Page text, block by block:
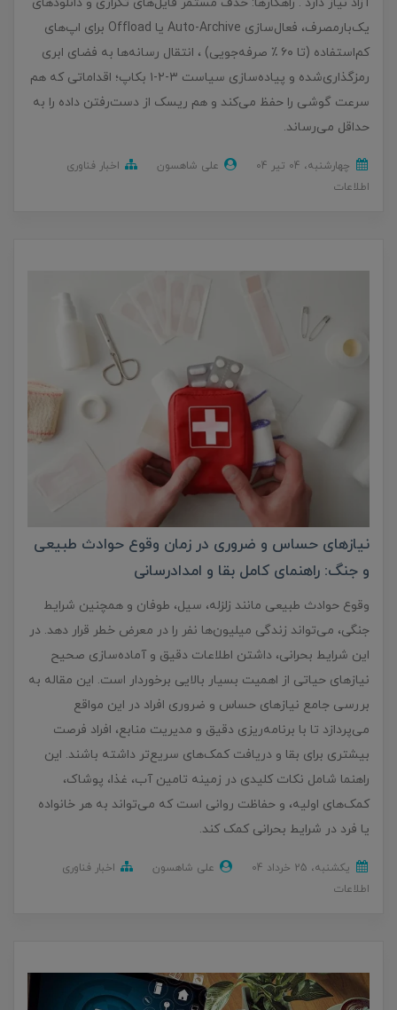
یک‌بارمصرف، فعال‌سازی Auto-Archive یا Offload برای اپ‌های
کم‌استفاده (تا ۶۰ ٪ صرفه‌جویی) ، انتقال رسانه‌ها به فضای ابری
رمزگذاری‌شده و پیاده‌سازی سیاست ۳-۲-۱ بکاپ؛ اقداماتی که هم
سرعت گوشی را حفظ می‌کند و هم ریسک از دست‌رفتن داده را به
حداقل می‌رساند.
چهارشنبه، 04 تير 04 علی شاهسون
اخبار فناوری
اطلاعات
نیازهای حساس و ضروری در زمان وقوع حوادث طبیعی
و جنگ: راهنمای کامل بقا و امدادرسانی
وقوع حوادث طبیعی مانند زلزله، سیل، طوفان و همچنین شرایط
جنگی، می‌تواند زندگی میلیون‌ها نفر را در معرض خطر قرار دهد. در
این شرایط بحرانی، داشتن اطلاعات دقیق و آماده‌سازی صحیح
نیازهای حیاتی از اهمیت بسیار بالایی برخوردار است. این مقاله به
بررسی جامع نیازهای حساس و ضروری افراد در این مواقع
می‌پردازد تا با برنامه‌ریزی دقیق و مدیریت منابع، افراد فرصت
بیشتری برای بقا و دریافت کمک‌های سریع‌تر داشته باشند. این
راهنما شامل نکات کلیدی در زمینه تامین آب، غذا، پوشاک،
کمک‌های اولیه، و حفاظت روانی است که می‌تواند به هر خانواده
یا فرد در شرایط بحرانی کمک کند.
یکشنبه، 25 خرداد 04 علی شاهسون
اخبار فناوری
اطلاعات